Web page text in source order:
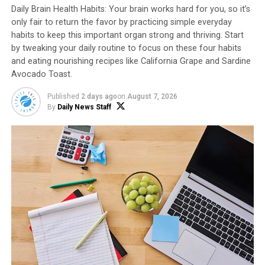
arteriopatía coronaria. Además, una persona que tuvo
un accidente cerebrovascular anterior tiene un alto
riesgo de AIT.
Los síntomas del AIT son los mismos quelos del
accidente cerebrovascular
Comienzan repentinamente y pueden tener alguna o
todas estas características:
Los síntomas comienzan fuertes y luego se
desvanecen
Los síntomas suelen durar menos de una hora
Caída facial
Debilidad o entumecimiento en un lado del
cuerpo
Problemas para encontrar las palabras correctas
o dificultad para hablar
Daily Brain Health Habits: Your brain works hard for you, so it’s
only fair to return the favor by practicing simple everyday
habits to keep this important organ strong and thriving. Start
by tweaking your daily routine to focus on these four habits
and eating nourishing recipes like California Grape and Sardine
Avocado Toast.
Published 2 days agoon August 7, 2026
By Daily News Staff